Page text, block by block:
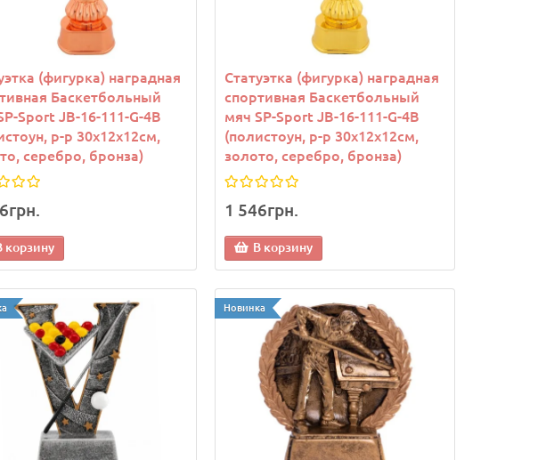
(фигурка) наградная
Баскетбольный
Sport JB-16-111-G-4B
р-р 30х12х12см,
серебро, бронза)
корзину
Статуэтка (фигурка) наградная
спортивная Баскетбольный
мяч SP-Sport JB-16-111-G-4B
(полистоун, р-р 30х12х12см,
золото, серебро, бронза)
1 546грн.
В корзину
Новинка